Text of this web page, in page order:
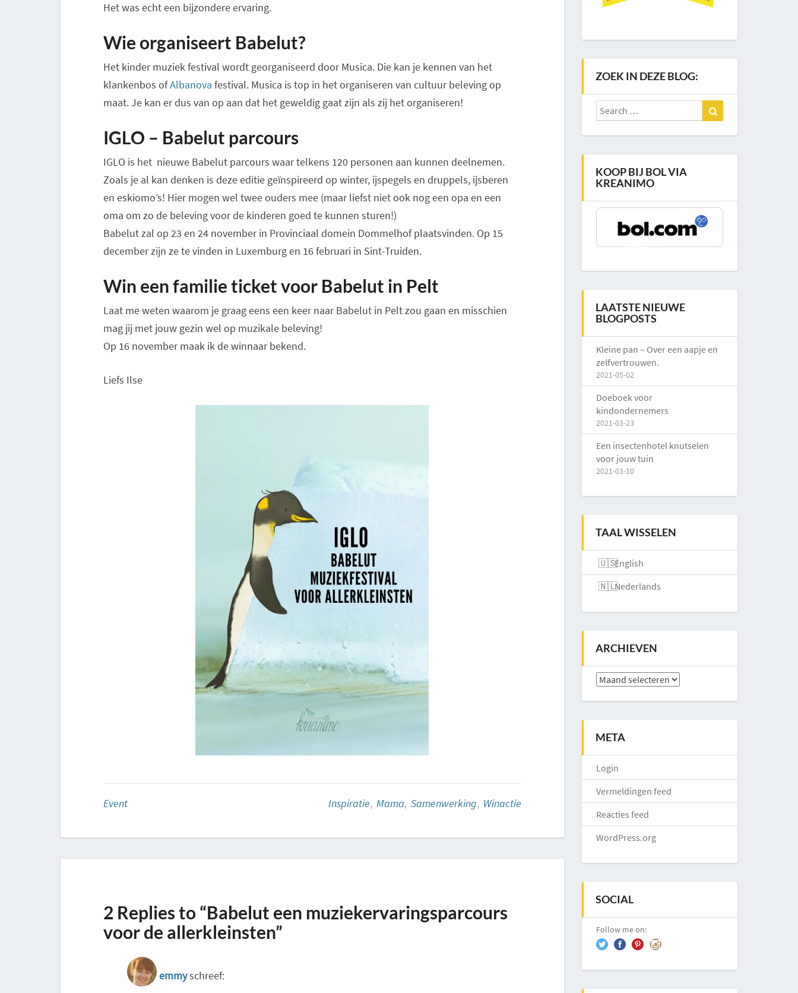
Het was echt een bijzondere ervaring.
Wie organiseert Babelut?
Het kinder muziek festival wordt georganiseerd door Musica. Die kan je kennen van het
klankenbos ofAlbanova festival. Musica is top in het organiseren van cultuur beleving op
maat. Je kan er dus van op aan dat het geweldig gaat zijn als zij het organiseren!
IGLO – Babelut parcours
IGLO is het nieuwe Babelut parcours waar telkens 120 personen aan kunnen deelnemen.
Zoals je al kan denken is deze editie geïnspireerd op winter, ijspegels en druppels, ijsberen
en eskiomo’s! Hier mogen wel twee ouders mee (maar liefst niet ook nog een opa en een
oma om zo de beleving voor de kinderen goed te kunnen sturen!)
Babelut zal op 23 en 24 november in Provinciaal domein Dommelhof plaatsvinden. Op 15
december zijn ze te vinden in Luxemburg en 16 februari in Sint-Truiden.
Win een familie ticket voor Babelut in Pelt
Laat me weten waarom je graag eens een keer naar Babelut in Pelt zou gaan en misschien
mag jij met jouw gezin wel op muzikale beleving!
Op 16 november maak ik de winnaar bekend.
Liefs Ilse
Event Inspiratie, Mama, Samenwerking, Winactie
2 Replies to “Babelut een muziekervaringsparcours
voor de allerkleinsten”
emmyschreef:
ZOEK IN DEZE BLOG:
Search
for:
KOOP BIJ BOL VIA
KREANIMO
LAATSTE NIEUWE
BLOGPOSTS
Kleine pan – Over een aapje en
zelfvertrouwen.
2021-05-02
Doeboek voor
kindondernemers
2021-03-23
Een insectenhotel knutselen
voor jouw tuin
2021-03-10
TAAL WISSELEN
English
Nederlands
ARCHIEVEN
Archieven
META
Login
Vermeldingen feed
Reacties feed
WordPress.org
SOCIAL
Follow me on: